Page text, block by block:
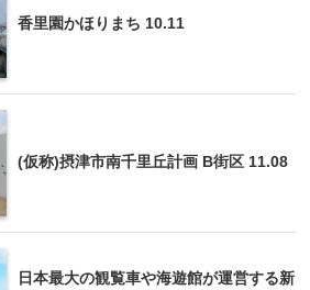
香里園かほりまち 10.11
(仮称)摂津市南千里丘計画 B街区 11.08
日本最大の観覧車や海遊館が運営する新